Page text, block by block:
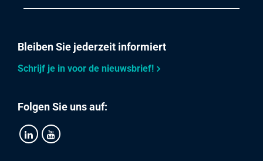
Bleiben Sie jederzeit informiert
Schrijf je in voor de nieuwsbrief!
Folgen Sie uns auf: